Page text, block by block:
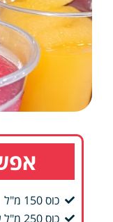
כוס 150 מ"ל
כוס 250 מ"ל עם כיסוי